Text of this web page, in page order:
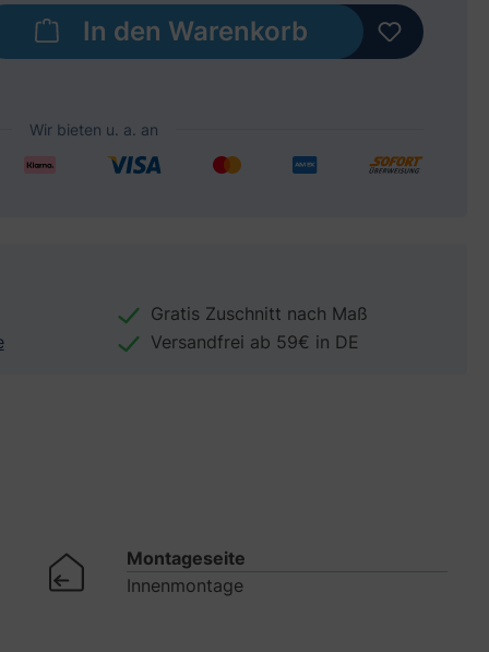
den gewünschten Wert ein oder
In den Warenkorb
Gratis Zuschnitt nach Maß
Versandfrei ab 59€ in DE
Montageseite
Innenmontage